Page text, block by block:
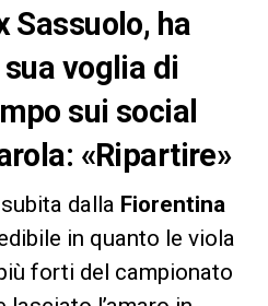
Sassuolo, ha
voglia di
sui social
«Ripartire»
dalla Fiorentina
in quanto le viola
forti del campionato